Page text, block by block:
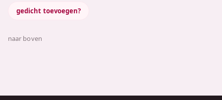
gedicht toevoegen?
naar boven